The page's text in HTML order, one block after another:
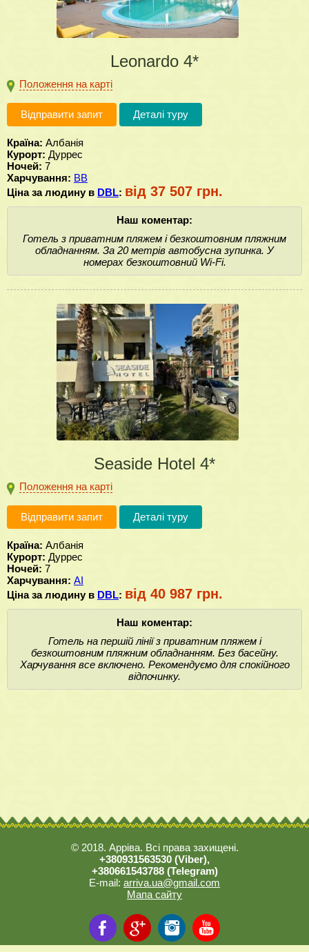
Leonardo 4*
Положення на карті
Відправити запит Деталі туру
Країна: Албанія
Курорт: Дуррес
Ночей: 7
Харчування: BB
Ціна за людину в DBL: від 37 507 грн.
Наш коментар:
Готель з приватним пляжем і безкоштовним пляжним
обладнанням. За 20 метрів автобусна зупинка. У
номерах безкоштовний Wi-Fi.
Seaside Hotel 4*
Положення на карті
Відправити запит Деталі туру
Країна: Албанія
Курорт: Дуррес
Ночей: 7
Харчування: AI
Ціна за людину в DBL: від 40 987 грн.
Наш коментар:
Готель на першій лінії з приватним пляжем і
безкоштовним пляжним обладнанням. Без басейну.
Харчування все включено. Рекомендуємо для спокійного
відпочинку.
© 2018. Арріва. Всі права захищені.
+380931563530 (Viber),
+380661543788 (Telegram)
E-mail: arriva.ua@gmail.com
Мапа сайту